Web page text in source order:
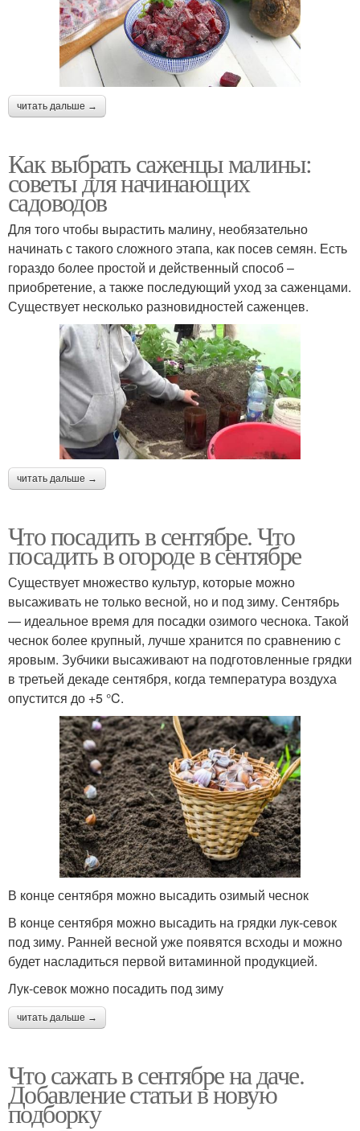
читать дальше →
Как выбрать саженцы малины:
советы для начинающих
садоводов
Для того чтобы вырастить малину, необязательно
начинать с такого сложного этапа, как посев семян. Есть
гораздо более простой и действенный способ –
приобретение, а также последующий уход за саженцами.
Существует несколько разновидностей саженцев.
читать дальше →
Что посадить в сентябре. Что
посадить в огороде в сентябре
Существует множество культур, которые можно
высаживать не только весной, но и под зиму. Сентябрь
— идеальное время для посадки озимого чеснока. Такой
чеснок более крупный, лучше хранится по сравнению с
яровым. Зубчики высаживают на подготовленные грядки
в третьей декаде сентября, когда температура воздуха
опустится до +5 °C.
В конце сентября можно высадить озимый чеснок
В конце сентября можно высадить на грядки лук-севок
под зиму. Ранней весной уже появятся всходы и можно
будет насладиться первой витаминной продукцией.
Лук-севок можно посадить под зиму
читать дальше →
Что сажать в сентябре на даче.
Добавление статьи в новую
подборку